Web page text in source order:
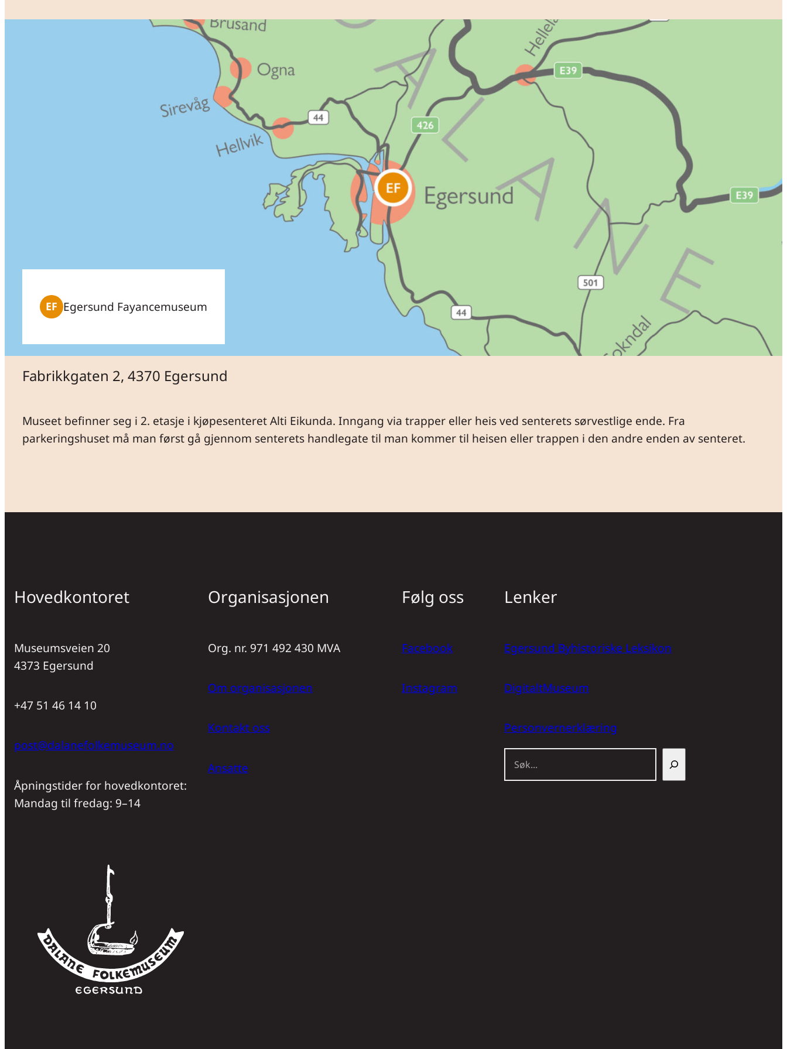
EF Egersund Fayancemuseum
Fabrikkgaten 2, 4370 Egersund
Museet befinner seg i 2. etasje i kjøpesenteret Alti Eikunda. Inngang via trapper eller heis ved senterets sørvestlige ende. Fra
parkeringshuset må man først gå gjennom senterets handlegate til man kommer til heisen eller trappen i den andre enden av senteret.
Hovedkontoret
Museumsveien 20
4373 Egersund
+47 51 46 14 10
post@dalanefolkemuseum.no
Åpningstider for hovedkontoret:
Mandag til fredag: 9–14
Organisasjonen
Org. nr. 971 492 430 MVA
Om organisasjonen
Kontakt oss
Ansatte
Følg oss
Facebook
Instagram
Lenker
Egersund Byhistoriske Leksikon
DigitaltMuseum
Personvernerklæring
S